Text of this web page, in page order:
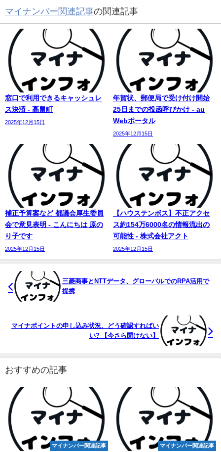
マイナンバー関連記事の関連記事
窓口で利用できるキャッシュレ
ス決済 - 高畠町
2025年12月15日
年賀状、郵便局で受け付け開始
25日までの投函呼びかけ - au
Webポータル
2025年12月15日
補正予算案など 都議会厚生委員
会で意見表明 - こんにちは 原の
り子です
2025年12月15日
【ハウステンボス】不正アクセ
ス約154万6000名の情報流出の
可能性 - 株式会社アクト
2025年12月15日
三菱商事とNTTデータ、グローバルでのRPA活用で
提携
マイナポイントの申し込み状況、どう確認すればい
い? 【今さら聞けない】
おすすめの記事
マイナンバー関連記事 マイナンバー関連記事